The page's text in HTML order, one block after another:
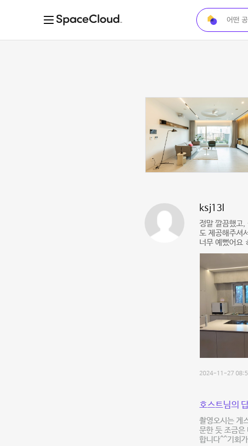
ksj13l
정말 깔끔했고,
도 제공해주셔
너무 예뻤어요
2024-11-27
호스트님의
촬영오시는 게
문한 듯 조금은
합니다^^기회